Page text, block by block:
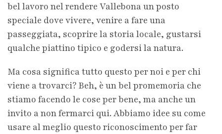
bel lavoro nel rendere Vallebona un posto
speciale dove vivere, venire a fare una
passeggiata, scoprire la storia locale, gustarsi
qualche piattino tipico e godersi la natura.
Ma cosa significa tutto questo per noi e per chi
viene a trovarci? Beh, è un bel promemoria che
stiamo facendo le cose per bene, ma anche un
invito a non fermarci qui. Abbiamo idee su come
usare al meglio questo riconoscimento per far